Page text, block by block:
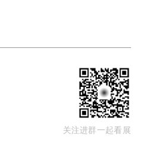
关注进群一起看展